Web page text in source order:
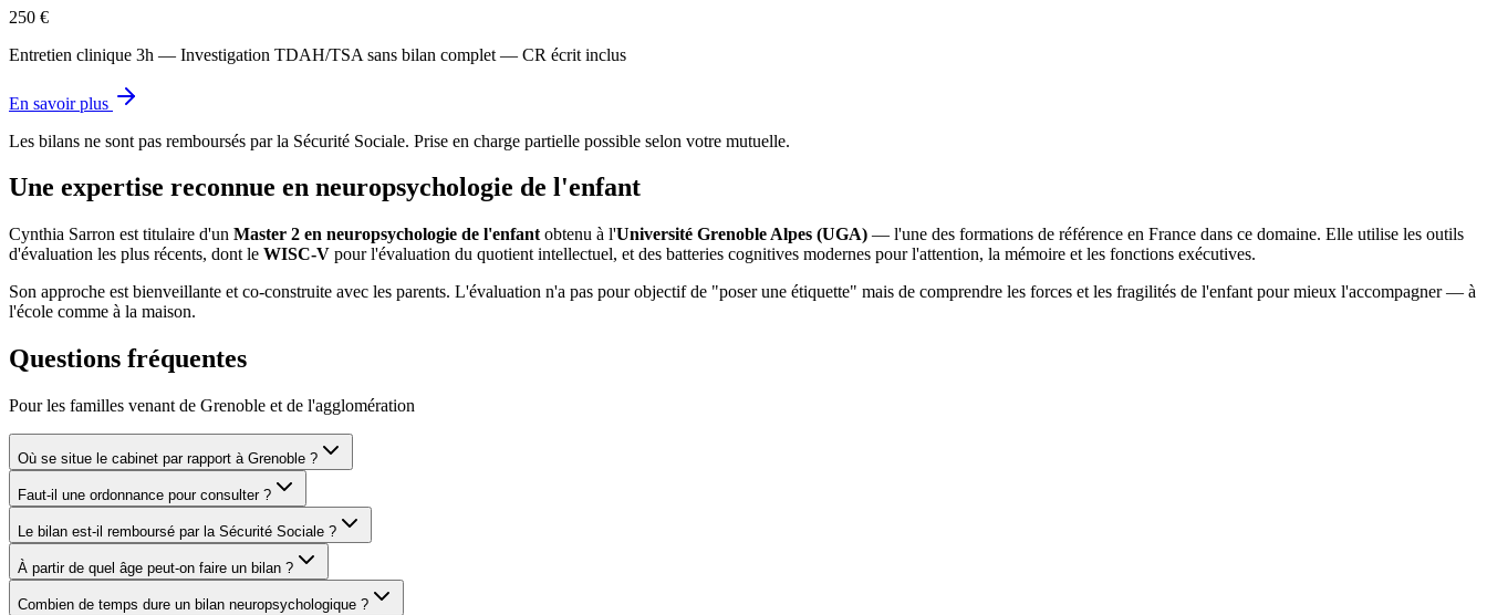
250 €
Entretien clinique 3h — Investigation TDAH/TSA sans bilan complet — CR écrit inclus
En savoir plus
Les bilans ne sont pas remboursés par la Sécurité Sociale. Prise en charge partielle possible selon votre mutuelle.
Une expertise reconnue en neuropsychologie de l'enfant
Cynthia Sarron est titulaire d'un Master 2 en neuropsychologie de l'enfant obtenu à l'Université Grenoble Alpes (UGA) — l'une des formations de référence en France dans ce domaine. Elle utilise les outils
d'évaluation les plus récents, dont le WISC-V pour l'évaluation du quotient intellectuel, et des batteries cognitives modernes pour l'attention, la mémoire et les fonctions exécutives.
Son approche est bienveillante et co-construite avec les parents. L'évaluation n'a pas pour objectif de "poser une étiquette" mais de comprendre les forces et les fragilités de l'enfant pour mieux l'accompagner — à
l'école comme à la maison.
Questions fréquentes
Pour les familles venant de Grenoble et de l'agglomération
Où se situe le cabinet par rapport à Grenoble ?
Faut-il une ordonnance pour consulter ?
Le bilan est-il remboursé par la Sécurité Sociale ?
À partir de quel âge peut-on faire un bilan ?
Combien de temps dure un bilan neuropsychologique ?